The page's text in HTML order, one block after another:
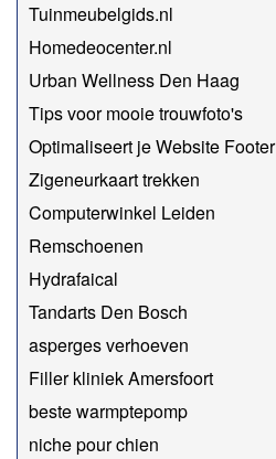
Tuinmeubelgids.nl
Homedeocenter.nl
Urban Wellness Den Haag
Tips voor mooie trouwfoto's
Optimaliseert je Website Footer
Zigeneurkaart trekken
Computerwinkel Leiden
Remschoenen
Hydrafaical
Tandarts Den Bosch
asperges verhoeven
Filler kliniek Amersfoort
beste warmptepomp
niche pour chien